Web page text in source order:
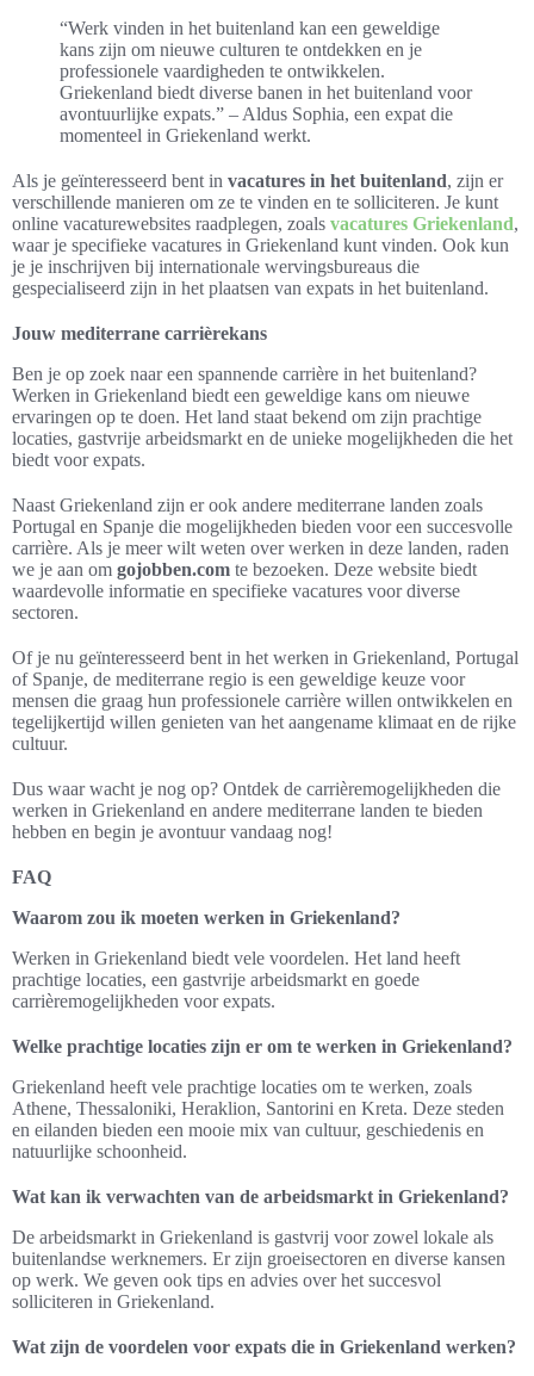
“Werk vinden in het buitenland kan een geweldige
kans zijn om nieuwe culturen te ontdekken en je
professionele vaardigheden te ontwikkelen.
Griekenland biedt diverse banen in het buitenland voor
avontuurlijke expats.” – Aldus Sophia, een expat die
momenteel in Griekenland werkt.
Als je geïnteresseerd bent in vacatures in het buitenland, zijn er
verschillende manieren om ze te vinden en te solliciteren. Je kunt
online vacaturewebsites raadplegen, zoals vacatures Griekenland,
waar je specifieke vacatures in Griekenland kunt vinden. Ook kun
je je inschrijven bij internationale wervingsbureaus die
gespecialiseerd zijn in het plaatsen van expats in het buitenland.
Jouw mediterrane carrièrekans
Ben je op zoek naar een spannende carrière in het buitenland?
Werken in Griekenland biedt een geweldige kans om nieuwe
ervaringen op te doen. Het land staat bekend om zijn prachtige
locaties, gastvrije arbeidsmarkt en de unieke mogelijkheden die het
biedt voor expats.
Naast Griekenland zijn er ook andere mediterrane landen zoals
Portugal en Spanje die mogelijkheden bieden voor een succesvolle
carrière. Als je meer wilt weten over werken in deze landen, raden
we je aan om gojobben.com te bezoeken. Deze website biedt
waardevolle informatie en specifieke vacatures voor diverse
sectoren.
Of je nu geïnteresseerd bent in het werken in Griekenland, Portugal
of Spanje, de mediterrane regio is een geweldige keuze voor
mensen die graag hun professionele carrière willen ontwikkelen en
tegelijkertijd willen genieten van het aangename klimaat en de rijke
cultuur.
Dus waar wacht je nog op? Ontdek de carrièremogelijkheden die
werken in Griekenland en andere mediterrane landen te bieden
hebben en begin je avontuur vandaag nog!
FAQ
Waarom zou ik moeten werken in Griekenland?
Werken in Griekenland biedt vele voordelen. Het land heeft
prachtige locaties, een gastvrije arbeidsmarkt en goede
carrièremogelijkheden voor expats.
Welke prachtige locaties zijn er om te werken in Griekenland?
Griekenland heeft vele prachtige locaties om te werken, zoals
Athene, Thessaloniki, Heraklion, Santorini en Kreta. Deze steden
en eilanden bieden een mooie mix van cultuur, geschiedenis en
natuurlijke schoonheid.
Wat kan ik verwachten van de arbeidsmarkt in Griekenland?
De arbeidsmarkt in Griekenland is gastvrij voor zowel lokale als
buitenlandse werknemers. Er zijn groeisectoren en diverse kansen
op werk. We geven ook tips en advies over het succesvol
solliciteren in Griekenland.
Wat zijn de voordelen voor expats die in Griekenland werken?